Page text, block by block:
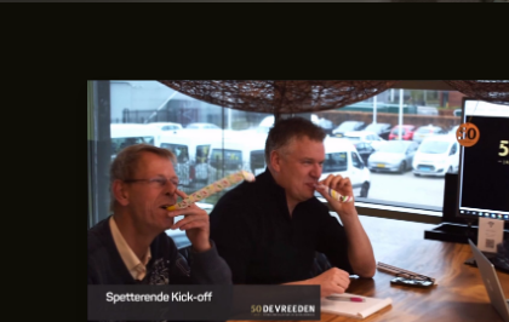
Terugblik
op
ons
mooie
jubileumjaar